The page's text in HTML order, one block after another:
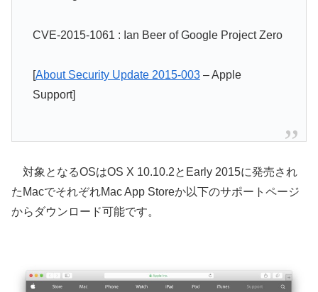
CVE-2015-1061 : Ian Beer of Google Project Zero
[About Security Update 2015-003– Apple
Support]
対象となるOSはOS X 10.10.2とEarly 2015に発売され
たMacでそれぞれMac App Storeか以下のサポートページ
からダウンロード可能です。